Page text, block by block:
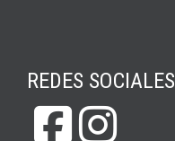
REDES SOCIALES